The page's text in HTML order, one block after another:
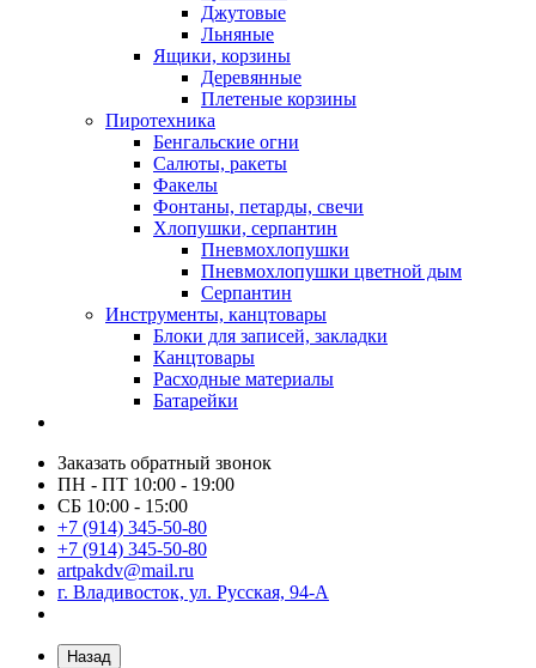
Джутовые
Льняные
Ящики, корзины
Деревянные
Плетеные корзины
Пиротехника
Бенгальские огни
Салюты, ракеты
Факелы
Фонтаны, петарды, свечи
Хлопушки, серпантин
Пневмохлопушки
Пневмохлопушки цветной дым
Серпантин
Инструменты, канцтовары
Блоки для записей, закладки
Канцтовары
Расходные материалы
Батарейки
Заказать обратный звонок
ПН - ПТ 10:00 - 19:00
СБ 10:00 - 15:00
+7 (914) 345-50-80
+7 (914) 345-50-80
artpakdv@mail.ru
г. Владивосток, ул. Русская, 94-А
Назад